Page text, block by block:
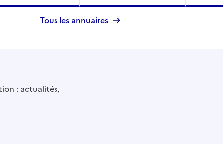
Tous les annuaires
: actualités,